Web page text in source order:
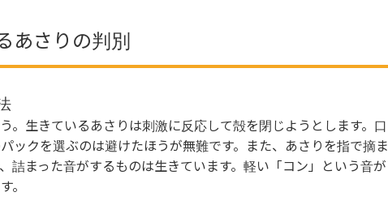
あさりの判別
。生きているあさりは刺激に反応して殻を閉じようとします。口
ックを選ぶのは避けたほうが無難です。また、あさりを指で摘ま
詰まった音がするものは生きています。軽い「コン」という音が
。